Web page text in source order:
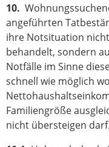
10.
angeführten
ihre Notsituation
behandelt, sondern
Notfälle im Sinne
schnell wie möglich
Familiengröße
nicht übersteigen darf.